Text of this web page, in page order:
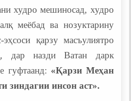
худро мешиносад, худро
меёбад ва нозуктарину
эҳсоси қарзу масъулиятро
дар назди Ватан дарк
гуфтаанд: «Қарзи Меҳан
зиндагии инсон аст».